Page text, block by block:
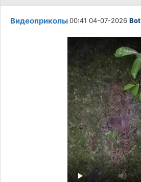
Видеоприколы00:41 04-07-2026Bot